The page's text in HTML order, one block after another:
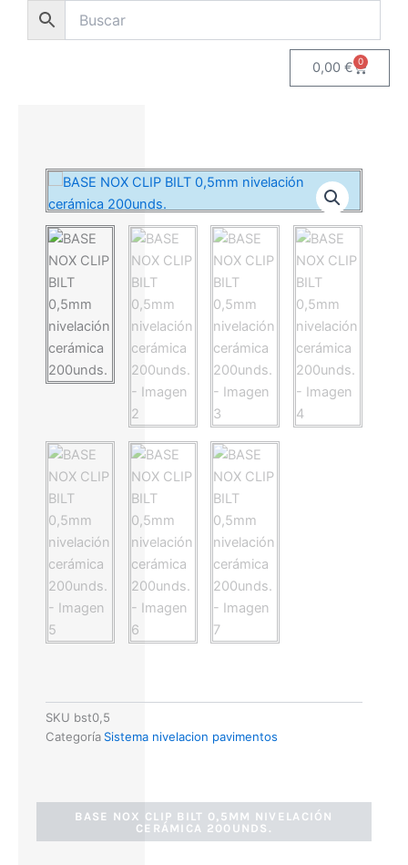
0,00€ 0
Carrito
SKU bst0,5
Categoría Sistema nivelacion pavimentos
BASE NOX CLIP BILT 0,5MM NIVELACIÓN
CERÁMICA 200UNDS.